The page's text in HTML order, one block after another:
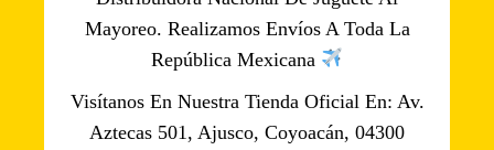
Mayoreo. Realizamos Envíos A Toda La
República Mexicana
Visítanos En Nuestra Tienda Oficial En: Av.
Aztecas 501, Ajusco, Coyoacán, 04300